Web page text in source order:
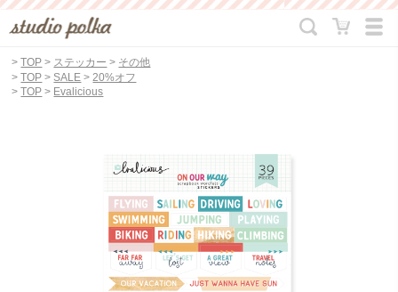
>TOP > ステッカー > その他
>TOP > SALE >20%オフ
>TOP > Evalicious